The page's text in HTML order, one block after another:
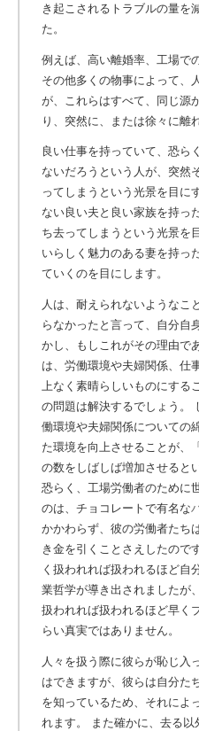
き起こされるトラブルの量を
た。
例えば、高い離婚率、工場で
その他多くの物事によって、
が、これらはすべて、同じ源
り、突然に、または徐々に離
良い仕事を持っていて、恐ら
ないだろうという人が、突然
ってしまうという光景を目に
ない良い夫と良い家族を持っ
ち去ってしまうという光景を
いらしく魅力のある妻を持っ
ていくのを目にします。
人は、耐えられないようなこ
らなかったと言って、自分自
かし、もしこれがその理由で
は、労働環境や夫婦関係、仕
上なく素晴らしいものにする
の問題は解決するでしょう。
働環境や夫婦関係についての
た環境を向上させることが、
の数をしばしば増加させると
恐らく、工場労働者のために
のは、チョコレートで有名な
かかわらず、彼の労働者たち
き金を引くことさえしたので
く扱われれば扱われるほど自
業哲学が導き出されましたが
扱われれば扱われるほど早く
らい真実ではありません。
人々を扱う際に彼らが恥じ入
はできますが、彼らは自分た
を知っているため、それによ
れます。
また確かに、去る